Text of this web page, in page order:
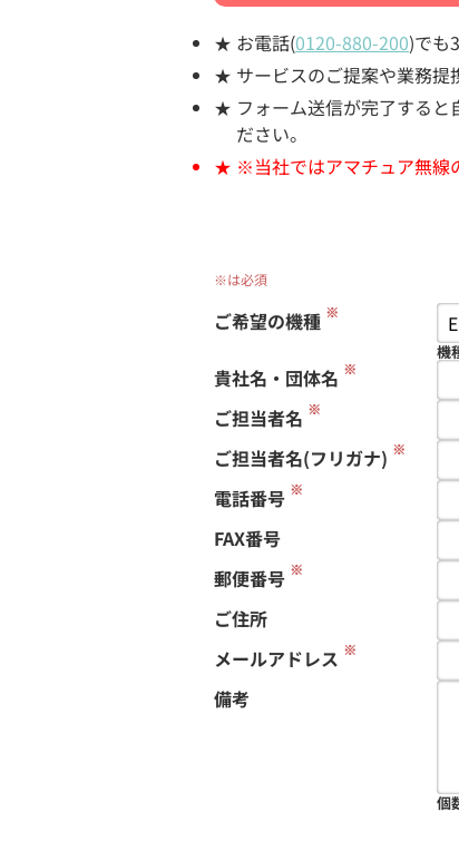
お電話(0120-880-200)でも
サービスのご提案や業務
フォーム送信が完了する
ださい。
※当社ではアマチュア無線
※は必須
ご希望の機種 ※
機
貴社名・団体名 ※
ご担当者名 ※
ご担当者名(フリガナ) ※
電話番号 ※
FAX番号
郵便番号 ※
ご住所
メールアドレス ※
備考
個